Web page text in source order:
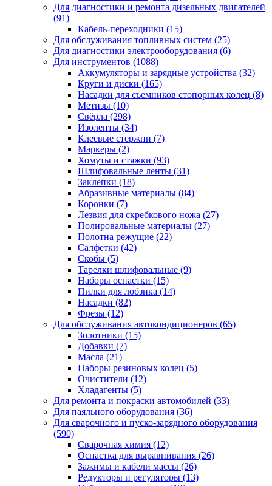
Для диагностики и ремонта дизельных двигателей
(91)
Кабель-переходники (15)
Для обслуживания топливных систем (25)
Для диагностики электрооборудования (6)
Для инструментов (1088)
Аккумуляторы и зарядные устройства (32)
Круги и диски (165)
Насадки для съемников стопорных колец (8)
Метизы (10)
Свёрла (298)
Изоленты (34)
Клеевые стержни (7)
Маркеры (2)
Хомуты и стяжки (93)
Шлифовальные ленты (31)
Заклепки (18)
Абразивные материалы (84)
Коронки (7)
Лезвия для скребкового ножа (27)
Полировальные материалы (27)
Полотна режущие (22)
Салфетки (42)
Скобы (5)
Тарелки шлифовальные (9)
Наборы оснастки (15)
Пилки для лобзика (14)
Насадки (82)
Фрезы (12)
Для обслуживания автокондиционеров (65)
Золотники (15)
Добавки (7)
Масла (21)
Наборы резиновых колец (5)
Очистители (12)
Хладагенты (5)
Для ремонта и покраски автомобилей (33)
Для паяльного оборудования (36)
Для сварочного и пуско-зарядного оборудования
(590)
Сварочная химия (12)
Оснастка для выравнивания (26)
Зажимы и кабели массы (26)
Редукторы и регуляторы (13)